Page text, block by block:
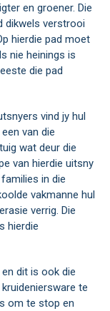
en groener. Die
dikwels verstrooi
hierdie pad moet
nie heinings is
die pad
vind jy hul
van die
wat deur die
van hierdie uitsny
in die
vakmanne hul
verrig. Die
hierdie
dit is ook die
te
om te stop en